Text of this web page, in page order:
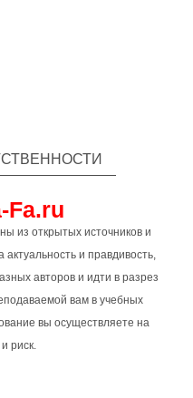
Fa.ru
из открытых источников и
и правдивость,
авторов и идти в разрез
вам в учебных
вы осуществляете на
риск.